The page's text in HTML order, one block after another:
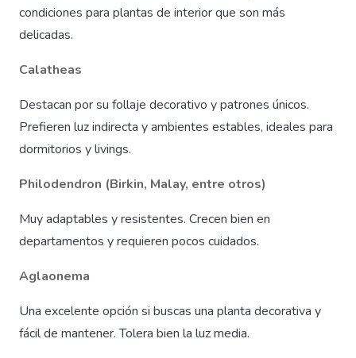
condiciones para plantas de interior que son más
delicadas.
Calatheas
Destacan por su follaje decorativo y patrones únicos.
Prefieren luz indirecta y ambientes estables, ideales para
dormitorios y livings.
Philodendron (Birkin, Malay, entre otros)
Muy adaptables y resistentes. Crecen bien en
departamentos y requieren pocos cuidados.
Aglaonema
Una excelente opción si buscas una planta decorativa y
fácil de mantener. Tolera bien la luz media.